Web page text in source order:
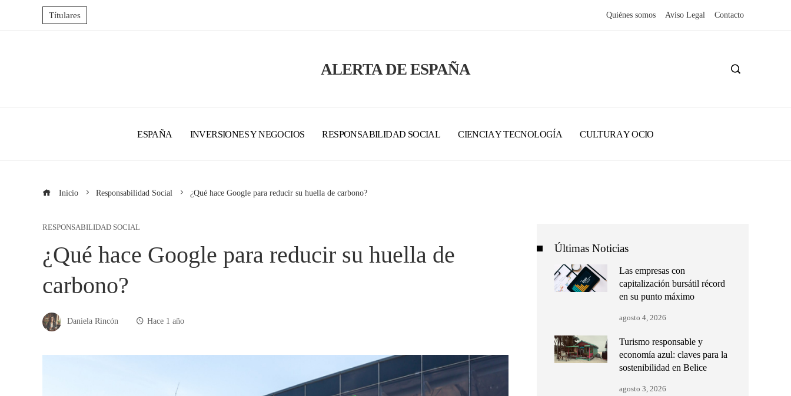
Títulares Quiénes somos Aviso Legal Contacto
ALERTA DE ESPAÑA
ESPAÑA INVERSIONES Y NEGOCIOS RESPONSABILIDAD SOCIAL CIENCIA Y TECNOLOGÍA CULTURA Y OCIO
Inicio Responsabilidad Social ¿Qué hace Google para reducir su huella de carbono?
RESPONSABILIDAD SOCIAL
¿Qué hace Google para reducir su huella de
carbono?
Daniela Rincón Hace 1 año
Últimas Noticias
Las empresas con
capitalización bursátil récord
en su punto máximo
agosto 4, 2026
Turismo responsable y
economía azul: claves para la
sostenibilidad en Belice
agosto 3, 2026